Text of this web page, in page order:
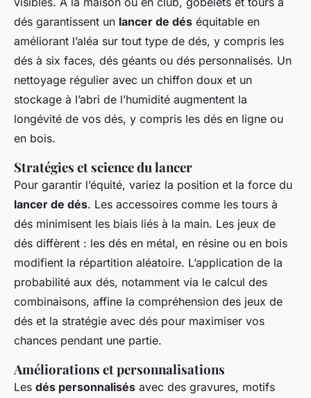
dés garantissent un lancer de dés équitable en
améliorant l’aléa sur tout type de dés, y compris les
dés à six faces, dés géants ou dés personnalisés. Un
nettoyage régulier avec un chiffon doux et un
stockage à l’abri de l’humidité augmentent la
longévité de vos dés, y compris les dés en ligne ou
en bois.
Stratégies et science du lancer
Pour garantir l’équité, variez la position et la force du
lancer de dés. Les accessoires comme les tours à
dés minimisent les biais liés à la main. Les jeux de
dés diffèrent : les dés en métal, en résine ou en bois
modifient la répartition aléatoire. L’application de la
probabilité aux dés, notamment via le calcul des
combinaisons, affine la compréhension des jeux de
dés et la stratégie avec dés pour maximiser vos
chances pendant une partie.
Améliorations et personnalisations
Les dés personnalisés avec des gravures, motifs